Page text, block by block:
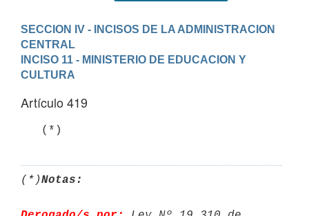
SECCION IV - INCISOS DE LA ADMINISTRACION
CENTRAL
INCISO 11 - MINISTERIO DE EDUCACION Y
CULTURA
Artículo 419
(*)Notas: